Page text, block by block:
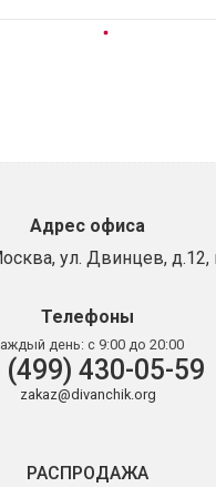
Адрес офиса
ул. Двинцев, д.12,
Телефоны
день: с 9:00 до 20:00
(499) 430-05-59
zakaz@divanchik.org
РАСПРОДАЖА